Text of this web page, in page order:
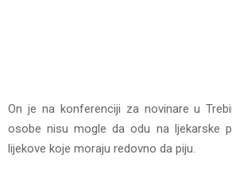
On je na konferenciji za novinare u
osobe nisu mogle da odu na ljekarske
lijekove koje moraju redovno da piju.